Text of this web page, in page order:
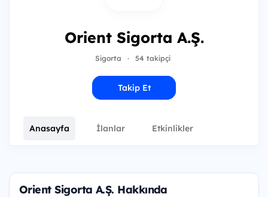
Orient Sigorta A.Ş.
Sigorta · 54 takipçi
Takip Et
Anasayfa İlanlar Etkinlikler
Orient Sigorta A.Ş. Hakkında